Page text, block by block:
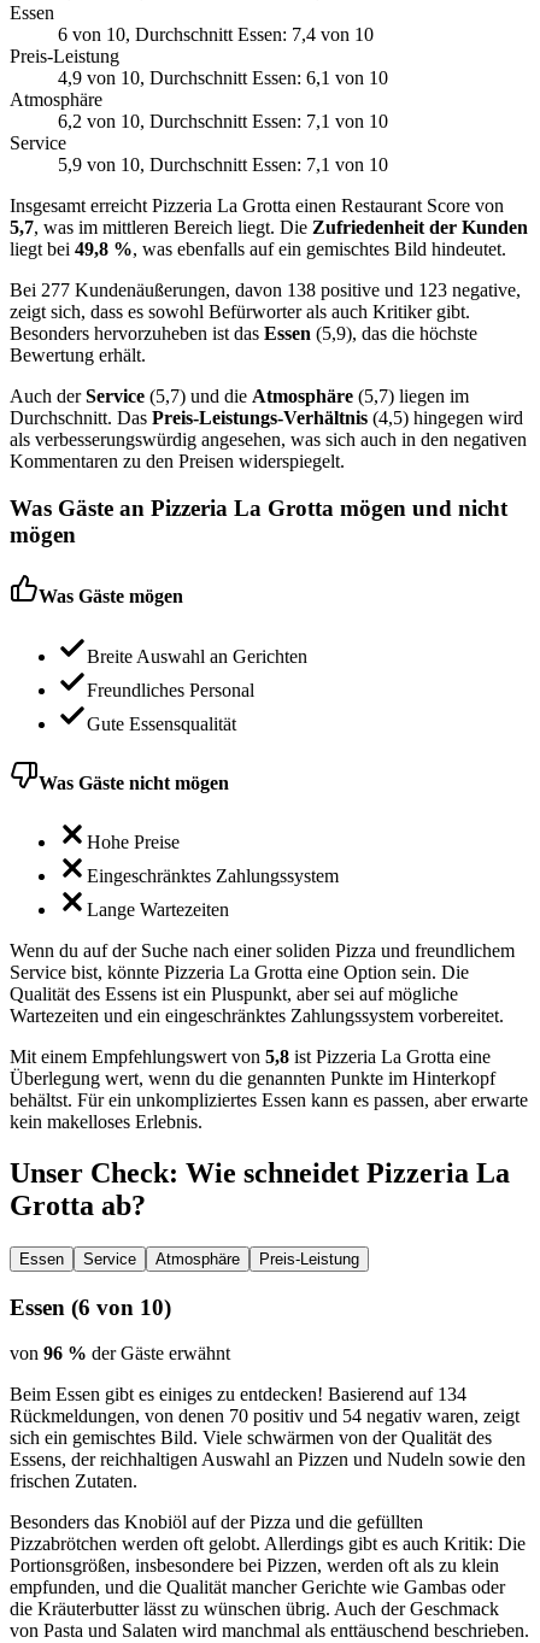
Essen
6 von 10, Durchschnitt Essen: 7,4 von 10
Preis-Leistung
4,9 von 10, Durchschnitt Essen: 6,1 von 10
Atmosphäre
6,2 von 10, Durchschnitt Essen: 7,1 von 10
Service
5,9 von 10, Durchschnitt Essen: 7,1 von 10
Insgesamt erreicht Pizzeria La Grotta einen Restaurant Score von
5,7, was im mittleren Bereich liegt. Die Zufriedenheit der Kunden
liegt bei 49,8 %, was ebenfalls auf ein gemischtes Bild hindeutet.
Bei 277 Kundenäußerungen, davon 138 positive und 123 negative,
zeigt sich, dass es sowohl Befürworter als auch Kritiker gibt.
Besonders hervorzuheben ist das Essen (5,9), das die höchste
Bewertung erhält.
Auch derService (5,7) und die Atmosphäre (5,7) liegen im
Durchschnitt. Das Preis-Leistungs-Verhältnis (4,5) hingegen wird
als verbesserungswürdig angesehen, was sich auch in den negativen
Kommentaren zu den Preisen widerspiegelt.
Was Gäste an Pizzeria La Grotta mögen und nicht
mögen
Was Gäste mögen
Breite Auswahl an Gerichten
Freundliches Personal
Gute Essensqualität
Was Gäste nicht mögen
Hohe Preise
Eingeschränktes Zahlungssystem
Lange Wartezeiten
Wenn du auf der Suche nach einer soliden Pizza und freundlichem
Service bist, könnte Pizzeria La Grotta eine Option sein. Die
Qualität des Essens ist ein Pluspunkt, aber sei auf mögliche
Wartezeiten und ein eingeschränktes Zahlungssystem vorbereitet.
Mit einem Empfehlungswert von 5,8 ist Pizzeria La Grotta eine
Überlegung wert, wenn du die genannten Punkte im Hinterkopf
behältst. Für ein unkompliziertes Essen kann es passen, aber erwarte
kein makelloses Erlebnis.
Unser Check: Wie schneidet Pizzeria La
Grotta ab?
Essen Service Atmosphäre Preis-Leistung
Essen (6 von 10)
von 96 % der Gäste erwähnt
Beim Essen gibt es einiges zu entdecken! Basierend auf 134
Rückmeldungen, von denen 70 positiv und 54 negativ waren, zeigt
sich ein gemischtes Bild. Viele schwärmen von der Qualität des
Essens, der reichhaltigen Auswahl an Pizzen und Nudeln sowie den
frischen Zutaten.
Besonders das Knobiöl auf der Pizza und die gefüllten
Pizzabrötchen werden oft gelobt. Allerdings gibt es auch Kritik: Die
Portionsgrößen, insbesondere bei Pizzen, werden oft als zu klein
empfunden, und die Qualität mancher Gerichte wie Gambas oder
die Kräuterbutter lässt zu wünschen übrig. Auch der Geschmack
von Pasta und Salaten wird manchmal als enttäuschend beschrieben.